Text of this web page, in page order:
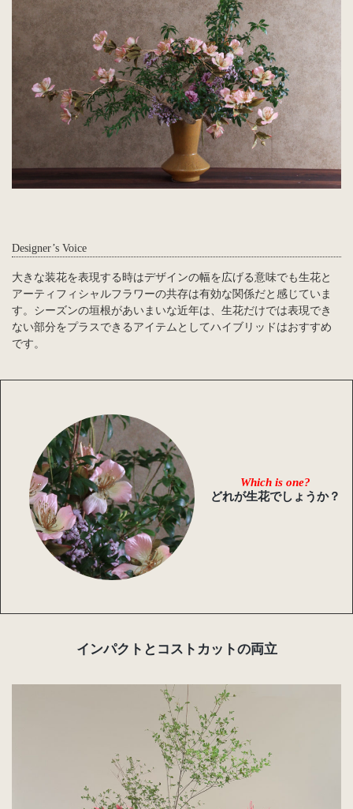
Designer’s Voice
大きな装花を表現する時はデザインの幅を広げる意味でも生花と
アーティフィシャルフラワーの共存は有効な関係だと感じていま
す。シーズンの垣根があいまいな近年は、生花だけでは表現でき
ない部分をプラスできるアイテムとしてハイブリッドはおすすめ
です。
Which is one?
どれが生花でしょうか？
インパクトとコストカットの両立